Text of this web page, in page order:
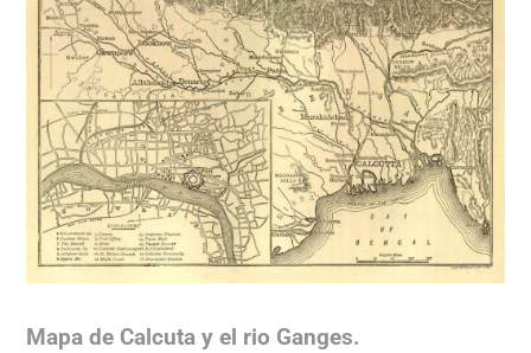
Mapa de Calcuta y el rio Ganges.